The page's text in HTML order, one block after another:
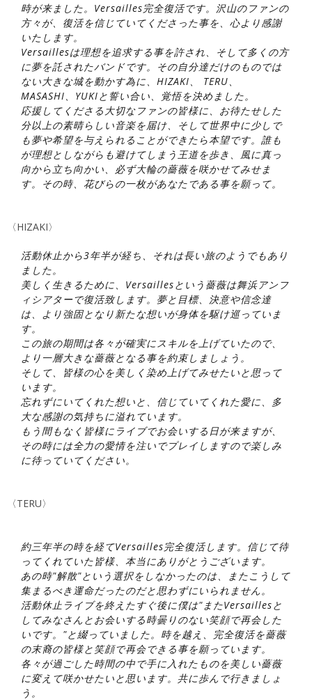
時が来ました。Versailles完全復活です。沢山のファンの
方々が、復活を信じていてくださった事を、心より感謝
いたします。
Versaillesは理想を追求する事を許され、そして多くの方
に夢を託されたバンドです。その自分達だけのものでは
ない大きな城を動かす為に、HIZAKI、 TERU、
MASASHI、YUKIと誓い合い、覚悟を決めました。
応援してくださる大切なファンの皆様に、お待たせした
分以上の素晴らしい音楽を届け、そして世界中に少しで
も夢や希望を与えられることができたら本望です。誰も
が理想としながらも避けてしまう王道を歩き、風に真っ
向から立ち向かい、必ず大輪の薔薇を咲かせてみせま
す。その時、花びらの一枚があなたである事を願って。
〈HIZAKI〉
活動休止から3年半が経ち、それは長い旅のようでもあり
ました。
美しく生きるために、Versaillesという薔薇は舞浜アンフ
ィシアターで復活致します。夢と目標、決意や信念達
は、より強固となり新たな想いが身体を駆け巡っていま
す。
この旅の期間は各々が確実にスキルを上げていたので、
より一層大きな薔薇となる事を約束しましょう。
そして、皆様の心を美しく染め上げてみせたいと思って
います。
忘れずにいてくれた想いと、信じていてくれた愛に、多
大な感謝の気持ちに溢れています。
もう間もなく皆様にライブでお会いする日が来ますが、
その時には全力の愛情を注いでプレイしますので楽しみ
に待っていてください。
〈TERU〉
約三年半の時を経てVersailles完全復活します。信じて待
ってくれていた皆様、本当にありがとうございます。
あの時"解散"という選択をしなかったのは、またこうして
集まるべき運命だったのだと思わずにいられません。
活動休止ライブを終えたすぐ後に僕は"またVersaillesと
してみなさんとお会いする時曇りのない笑顔で再会した
いです。"と綴っていました。時を越え、完全復活を薔薇
の末裔の皆様と笑顔で再会できる事を願っています。
各々が過ごした時間の中で手に入れたものを美しい薔薇
に変えて咲かせたいと思います。共に歩んで行きましょ
う。